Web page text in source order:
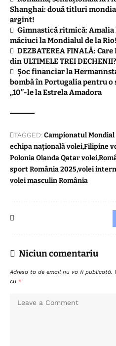
Shanghai: două titluri
argint!
Gimnastică ritmică:
măciuci la Mondialul de la Rio!
DEZBATEREA FINALĂ: Care
din ULTIMELE TREI
Șoc financiar la
bombă în Portugalia pentru o
„10”-le la Estrela Amadora
TAGGED:Campionatul Mondial
echipa națională voleiFilipine
Polonia Olanda Qatar volei
sport România 2025volei
volei masculin România
Niciun comentariu
Adresa ta de email nu va fi publicată.
cu *